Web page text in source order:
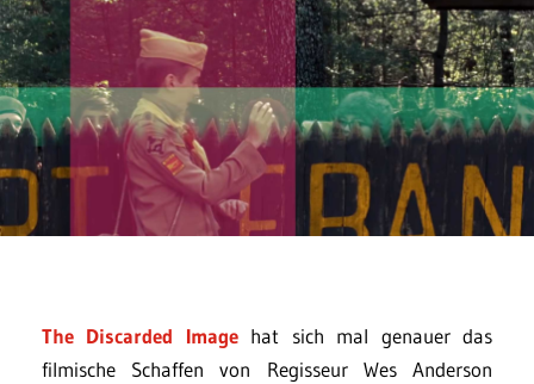
The Discarded Imagehat sich mal genauer das
filmische Schaffen von Regisseur Wes Anderson